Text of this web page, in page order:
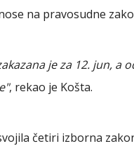
na pravosudne
je za 12. jun, a
, rekao je Košta.
četiri izborna